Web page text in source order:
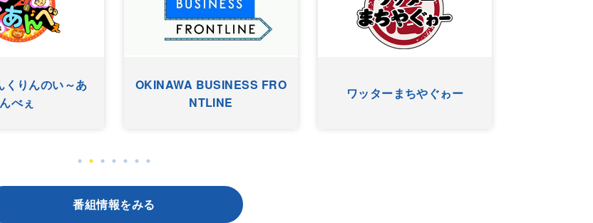
ワッターまちやぐゎー HYゴーゴーゴーヤー アニマルＳＵＮ
番組情報をみる